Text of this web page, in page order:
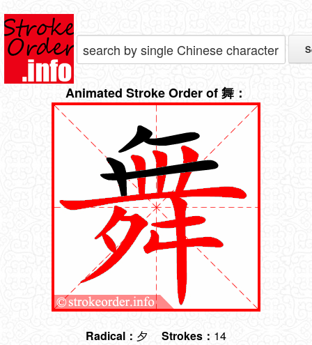
Animated Stroke Order of 舞：
Radical： 夕 Strokes： 14